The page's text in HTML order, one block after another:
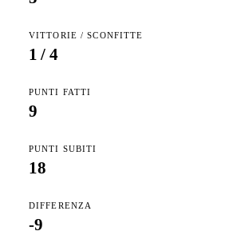
VITTORIE / SCONFITTE
1 / 4
PUNTI FATTI
9
PUNTI SUBITI
18
DIFFERENZA
-9